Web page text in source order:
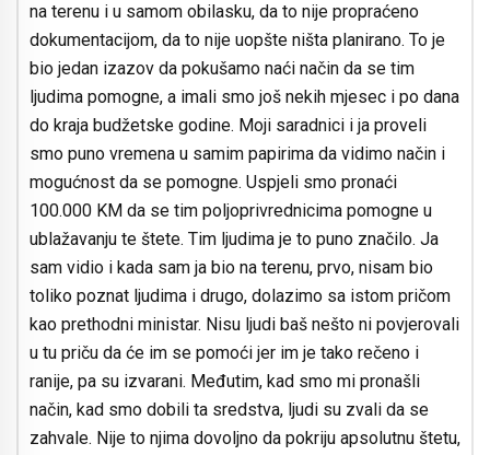
na terenu i u samom obilasku, da to nije propraćeno
dokumentacijom, da to nije uopšte ništa planirano. To je
bio jedan izazov da pokušamo naći način da se tim
ljudima pomogne, a imali smo još nekih mjesec i po dana
do kraja budžetske godine. Moji saradnici i ja proveli
smo puno vremena u samim papirima da vidimo način i
mogućnost da se pomogne. Uspjeli smo pronaći
100.000 KM da se tim poljoprivrednicima pomogne u
ublažavanju te štete. Tim ljudima je to puno značilo. Ja
sam vidio i kada sam ja bio na terenu, prvo, nisam bio
toliko poznat ljudima i drugo, dolazimo sa istom pričom
kao prethodni ministar. Nisu ljudi baš nešto ni povjerovali
u tu priču da će im se pomoći jer im je tako rečeno i
ranije, pa su izvarani. Međutim, kad smo mi pronašli
način, kad smo dobili ta sredstva, ljudi su zvali da se
zahvale. Nije to njima dovoljno da pokriju apsolutnu štetu,